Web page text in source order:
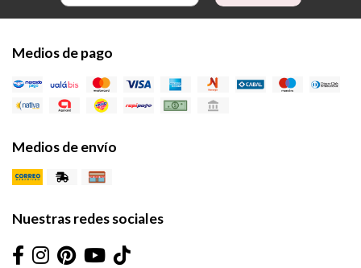
Medios de pago
Medios de envío
Nuestras redes sociales